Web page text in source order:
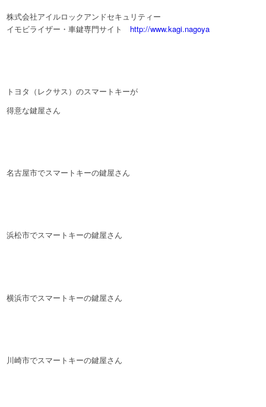
株式会社アイルロックアンドセキュリティー
イモビライザー・車鍵専門サイト http://www.kagi.nagoya
トヨタ（レクサス）のスマートキーが
得意な鍵屋さん
名古屋市でスマートキーの鍵屋さん
浜松市でスマートキーの鍵屋さん
横浜市でスマートキーの鍵屋さん
川崎市でスマートキーの鍵屋さん